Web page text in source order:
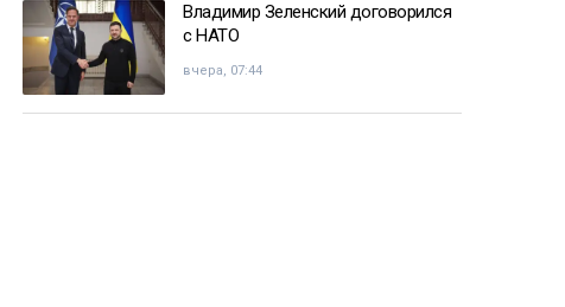
Владимир Зеленский договорился
с НАТО
вчера, 07:44